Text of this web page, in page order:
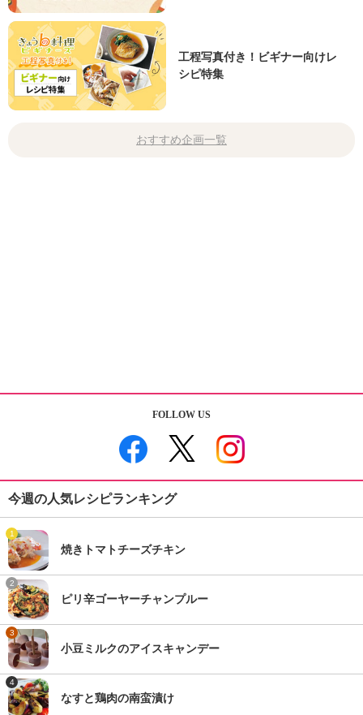
工程写真付き！ビギナー向けレ
シピ特集
おすすめ企画一覧
FOLLOW US
今週の人気レシピランキング
1
焼きトマトチーズチキン
2
ピリ辛ゴーヤーチャンプルー
3
小豆ミルクのアイスキャンデー
4
なすと鶏肉の南蛮漬け